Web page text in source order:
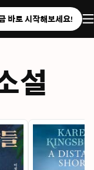
바로 시작해보세요!
설